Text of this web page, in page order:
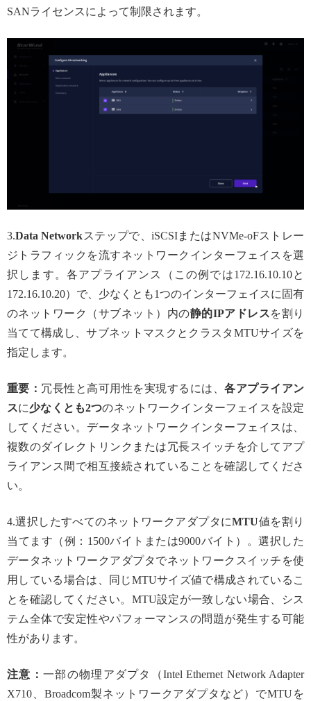
SANライセンスによって制限されます。
3.Data Networkステップで、iSCSIまたはNVMe-oFストレー
ジトラフィックを流すネットワークインターフェイスを選
択します。各アプライアンス（この例では172.16.10.10と
172.16.10.20）で、少なくとも1つのインターフェイスに固有
のネットワーク（サブネット）内の静的IPアドレスを割り
当てて構成し、サブネットマスクとクラスタMTUサイズを
指定します。
重要： 冗長性と高可用性を実現するには、各アプライアン
スに少なくとも2つのネットワークインターフェイスを設定
してください。データネットワークインターフェイスは、
複数のダイレクトリンクまたは冗長スイッチを介してアプ
ライアンス間で相互接続されていることを確認してくださ
い。
4.選択したすべてのネットワークアダプタにMTU値を割り
当てます（例：1500バイトまたは9000バイト）。選択した
データネットワークアダプタでネットワークスイッチを使
用している場合は、同じMTUサイズ値で構成されているこ
とを確認してください。MTU設定が一致しない場合、シス
テム全体で安定性やパフォーマンスの問題が発生する可能
性があります。
注意： 一部の物理アダプタ（Intel Ethernet Network Adapter
X710、Broadcom製ネットワークアダプタなど）でMTUを